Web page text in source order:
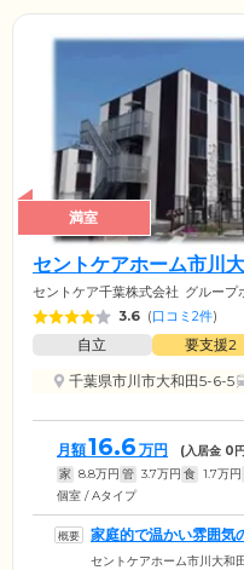
満室
セントケアホーム市川
セントケア千葉株式会社 グループ
3.6 (口コミ2件)
自立 要支援2
千葉県市川市大和田5-6-5
月額16.6 万円 (入居金 0
家 8.8万円 管 3.7万円 食 1.7万円
個室 / Aタイプ
家庭的で温かい雰囲気
せる環境です
セントケアホーム市川大和